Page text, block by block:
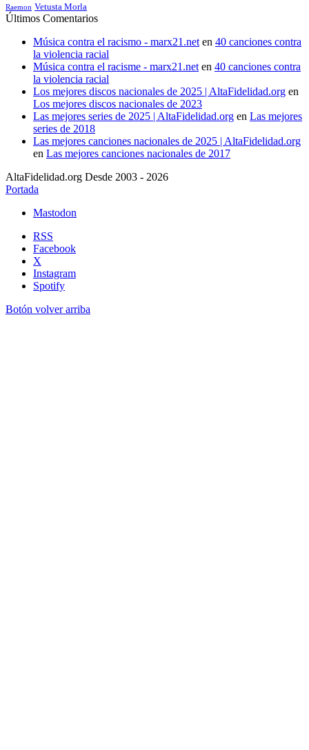
Raemon Vetusta Morla
Últimos Comentarios
Música contra el racismo - marx21.net en 40 canciones contra
la violencia racial
Música contra el racisme - marx21.net en 40 canciones contra
la violencia racial
Los mejores discos nacionales de 2025 | AltaFidelidad.org en
Los mejores discos nacionales de 2023
Las mejores series de 2025 | AltaFidelidad.org en Las mejores
series de 2018
Las mejores canciones nacionales de 2025 | AltaFidelidad.org
en Las mejores canciones nacionales de 2017
AltaFidelidad.org Desde 2003 - 2026
Portada
Mastodon
RSS
Facebook
X
Instagram
Spotify
Botón volver arriba